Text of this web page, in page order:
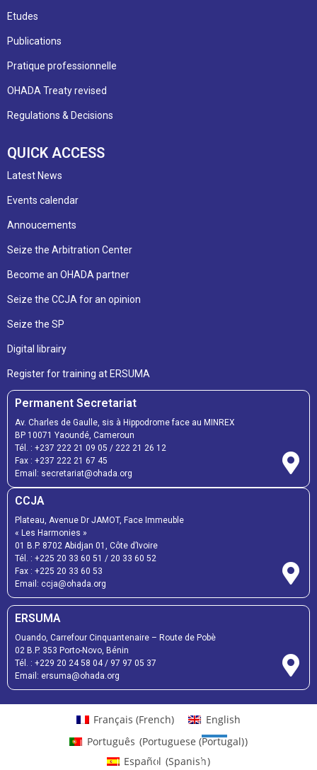
Etudes
Publications
Pratique professionnelle
OHADA Treaty revised
Regulations & Decisions
QUICK ACCESS
Latest News
Events calendar
Annoucements
Seize the Arbitration Center
Become an OHADA partner
Seize the CCJA for an opinion
Seize the SP
Digital librairy
Register for training at ERSUMA
Permanent Secretariat
Av. Charles de Gaulle, sis à Hippodrome face au MINREX
BP 10071 Yaoundé, Cameroun
Tél. : +237 222 21 09 05 / 222 21 26 12
Fax : +237 222 21 67 45
Email: secretariat@ohada.org
CCJA
Plateau, Avenue Dr JAMOT, Face Immeuble
« Les Harmonies »
01 B.P. 8702 Abidjan 01, Côte d’Ivoire
Tél. : +225 20 33 60 51 / 20 33 60 52
Fax : +225 20 33 60 53
Email: ccja@ohada.org
ERSUMA
Ouando, Carrefour Cinquantenaire – Route de Pobè
02 B.P. 353 Porto-Novo, Bénin
Tél. : +229 20 24 58 04/ 97 97 05 37
Email: ersuma@ohada.org
Français (French)
English
Português (Portuguese (Portugal))
Español (Spanish)